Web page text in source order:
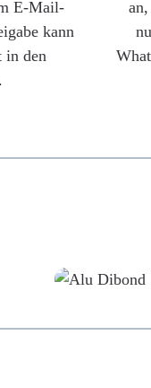
E-Mail-
kann
in den